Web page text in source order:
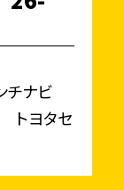
チナビ
トヨタセ